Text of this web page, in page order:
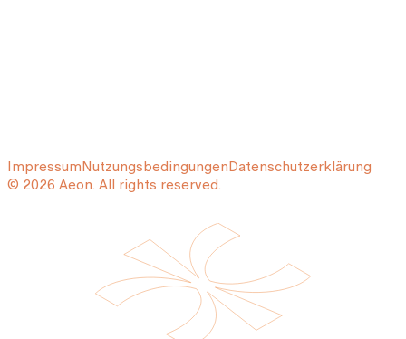
ImpressumNutzungsbedingungenDatenschutzerklärung
© 2026 Aeon. All rights reserved.